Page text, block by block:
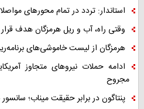
استاندار: تردد در تمام محورهای
وقتی راه، آب و ریل هرمزگان هدف
هرمزگان از لیست خاموشی‌های
مجروح
پنتاگون در برابر حقیقت میناب؛